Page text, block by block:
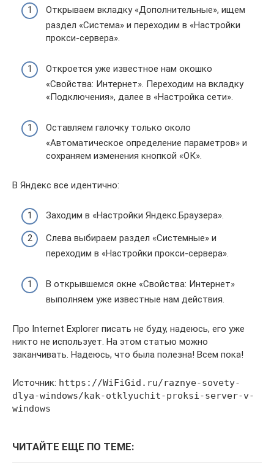
Открываем вкладку «Дополнительные», ищем
раздел «Система» и переходим в «Настройки
прокси-сервера».
Откроется уже известное нам окошко
«Свойства: Интернет». Переходим на вкладку
«Подключения», далее в «Настройка сети».
Оставляем галочку только около
«Автоматическое определение параметров» и
сохраняем изменения кнопкой «ОК».
В Яндекс все идентично:
Заходим в «Настройки Яндекс.Браузера».
Слева выбираем раздел «Системные» и
переходим в «Настройки прокси-сервера».
В открывшемся окне «Свойства: Интернет»
выполняем уже известные нам действия.
Про Internet Explorer писать не буду, надеюсь, его уже
никто не использует. На этом статью можно
заканчивать. Надеюсь, что была полезна! Всем пока!
Источник: https://WiFiGid.ru/raznye-sovety-
dlya-windows/kak-otklyuchit-proksi-server-v-
windows
ЧИТАЙТЕ ЕЩЕ ПО ТЕМЕ: